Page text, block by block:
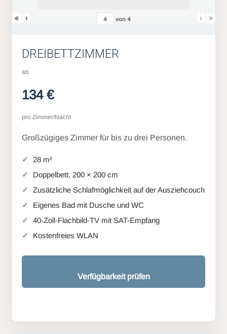
« ‹ von4 › »
DREIBETTZIMMER
ab
134 €
pro Zimmer/Nacht
Großzügiges Zimmer für bis zu drei Personen.
28 m²
Doppelbett, 200 × 200 cm
Zusätzliche Schlafmöglichkeit auf der Ausziehcouch
Eigenes Bad mit Dusche und WC
40-Zoll-Flachbild-TV mit SAT-Empfang
Kostenfreies WLAN
Verfügbarkeit prüfen